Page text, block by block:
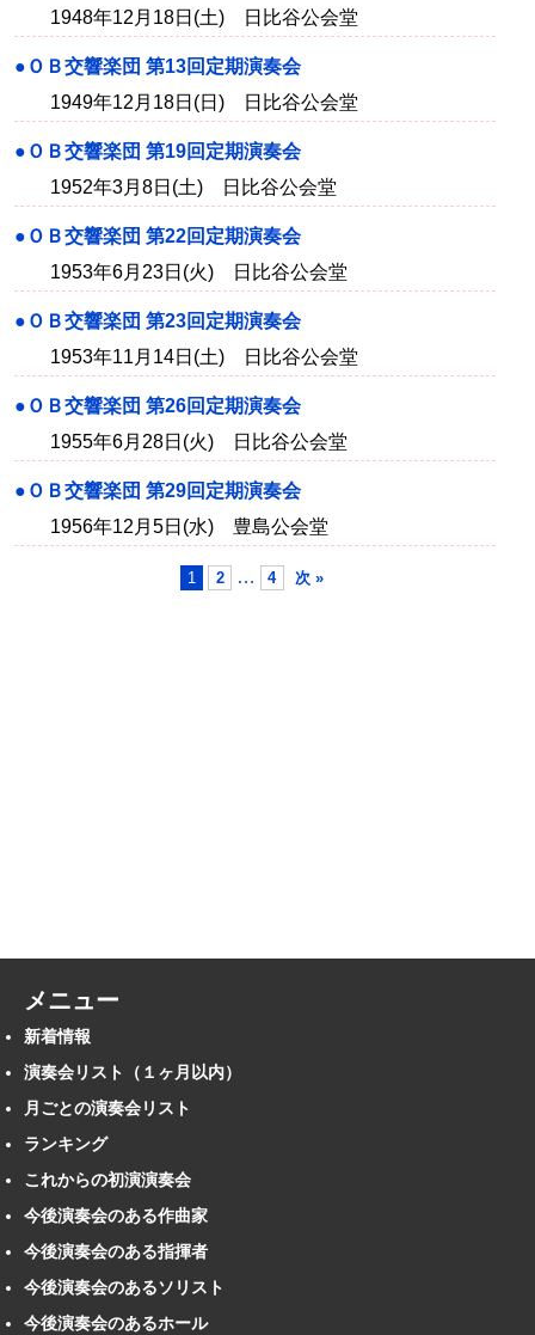
1948年12月18日(土) 日比谷公会堂
●ＯＢ交響楽団 第13回定期演奏会
1949年12月18日(日) 日比谷公会堂
●ＯＢ交響楽団 第19回定期演奏会
1952年3月8日(土) 日比谷公会堂
●ＯＢ交響楽団 第22回定期演奏会
1953年6月23日(火) 日比谷公会堂
●ＯＢ交響楽団 第23回定期演奏会
1953年11月14日(土) 日比谷公会堂
●ＯＢ交響楽団 第26回定期演奏会
1955年6月28日(火) 日比谷公会堂
●ＯＢ交響楽団 第29回定期演奏会
1956年12月5日(水) 豊島公会堂
1 2 … 4 次 »
メニュー
新着情報
演奏会リスト（１ヶ月以内）
月ごとの演奏会リスト
ランキング
これからの初演演奏会
今後演奏会のある作曲家
今後演奏会のある指揮者
今後演奏会のあるソリスト
今後演奏会のあるホール